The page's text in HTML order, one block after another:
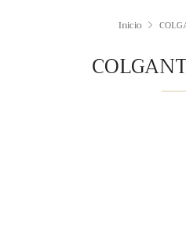
Inicio